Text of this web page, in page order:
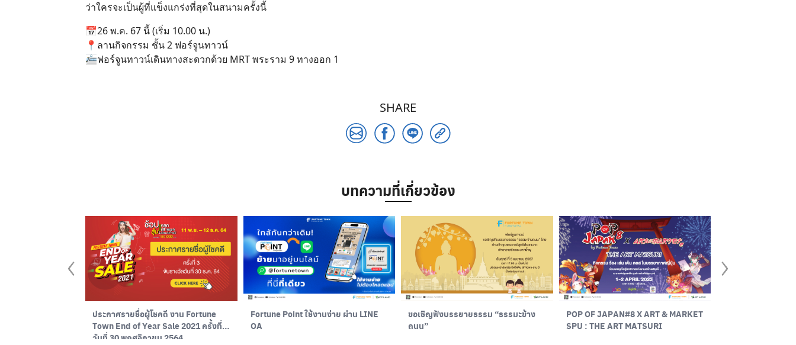
Search
ว่าใครจะเป็นผู้ที่แข็งแกร่งที่สุดในสนามครั้งนี้
📅26 พ.ค. 67 นี้ (เริ่ม 10.00 น.)
📍ลานกิจกรรม ชั้น 2 ฟอร์จูนทาวน์
🚈ฟอร์จูนทาวน์เดินทางสะดวกด้วย MRT พระราม 9 ทางออก 1
SHARE
บทความที่เกี่ยวข้อง
ประกาศรายชื่อผู้โชคดี งาน Fortune
Town End of Year Sale 2021 ครั้งที่ 3
วันที่ 30 พฤศจิกายน 2564
Fortune Point ใช้งานง่าย ผ่าน LINE
OA
ขอเชิญฟังบรรยายธรรม “ธรรมะข้าง
ถนน”
POP OF JAPAN#8 X ART & MARKET
SPU : THE ART MATSURI